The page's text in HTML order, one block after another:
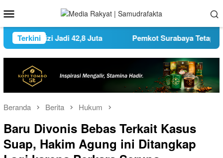
ke
kontenMobile
Terkini
Jadi 42,8 Juta Pemkot Surabaya Tetapkan Tiga
Beranda Berita Hukum
Baru Divonis Bebas Terkait Kasus
Suap, Hakim Agung ini Ditangkap